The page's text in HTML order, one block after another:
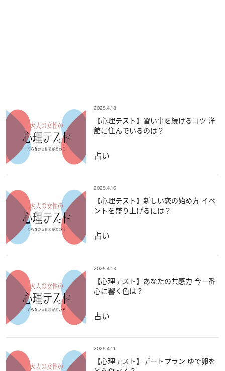
2025.4.18
【心理テスト】習い事を続けるコツ 洋
館に住んでいるのは？
占い
2025.4.16
【心理テスト】新しい恋の始め方 イベ
ントを盛り上げるには？
占い
2025.4.13
【心理テスト】あなたの共感力 今一番
心に響く色は？
占い
2025.4.11
【心理テスト】デートプラン ゆで卵を